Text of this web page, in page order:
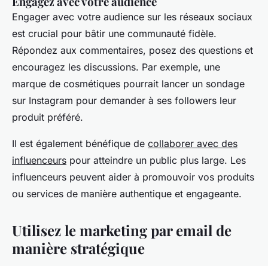
Engager avec votre audience sur les réseaux sociaux
est crucial pour bâtir une communauté fidèle.
Répondez aux commentaires, posez des questions et
encouragez les discussions. Par exemple, une
marque de cosmétiques pourrait lancer un sondage
sur Instagram pour demander à ses followers leur
produit préféré.
Il est également bénéfique de collaborer avec des
influenceurs pour atteindre un public plus large. Les
influenceurs peuvent aider à promouvoir vos produits
ou services de manière authentique et engageante.
Utilisez le marketing par email de
manière stratégique